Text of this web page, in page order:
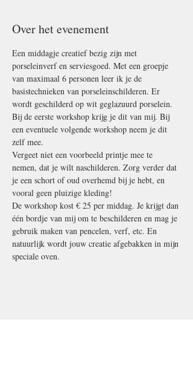
Over het evenement
Een middagje creatief bezig zijn met
porseleinverf en serviesgoed. Met een groepje
van maximaal 6 personen leer ik je de
basistechnieken van porseleinschilderen. Er
wordt geschilderd op wit geglazuurd porselein.
Bij de eerste workshop krijg je dit van mij. Bij
een eventuele volgende workshop neem je dit
zelf mee.
Vergeet niet een voorbeeld printje mee te
nemen, dat je wilt naschilderen. Zorg verder dat
je een schort of oud overhemd bij je hebt, en
vooral geen pluizige kleding!
De workshop kost € 25 per middag. Je krijgt dan
één bordje van mij om te beschilderen en mag je
gebruik maken van pencelen, verf, etc. En
natuurlijk wordt jouw creatie afgebakken in mijn
speciale oven.